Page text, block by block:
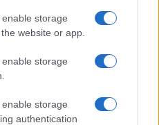
storage
website or app.
storage
storage
authentication
pescatore: attimi di